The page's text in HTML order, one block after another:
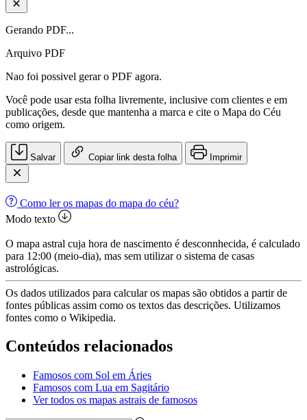
Gerando PDF...
Arquivo PDF
Nao foi possivel gerar o PDF agora.
Você pode usar esta folha livremente, inclusive com clientes e em
publicações, desde que mantenha a marca e cite o Mapa do Céu
como origem.
Salvar Copiar link desta folha Imprimir
Como ler os mapas do mapa do céu?
Modo texto
O mapa astral cuja hora de nascimento é desconnhecida, é calculado
para 12:00 (meio-dia), mas sem utilizar o sistema de casas
astrológicas.
Os dados utilizados para calcular os mapas são obtidos a partir de
fontes públicas assim como os textos das descrições. Utilizamos
fontes como o Wikipedia.
Conteúdos relacionados
Famosos com Sol em Áries
Famosos com Lua em Sagitário
Ver todos os mapas astrais de famosos